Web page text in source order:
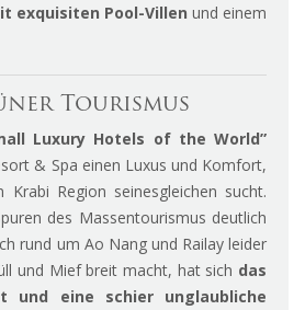
exquisiten Pool-Villen und einem
Tourismus
Luxury Hotels of the World”
& Spa einen Luxus und Komfort,
Region seinesgleichen sucht.
des Massentourismus deutlich
rund um Ao Nang und Railay leider
und Mief breit macht, hat sich das
und eine schier unglaubliche